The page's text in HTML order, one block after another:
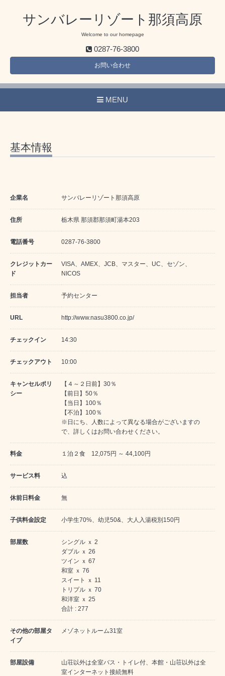
サンバレーリゾート那須高原
Welcome to our homepage
0287-76-3800
お問い合わせ
MENU
基本情報
企業名 サンバレーリゾート那須高原
住所 栃木県 那須郡那須町湯本203
電話番号 0287-76-3800
クレジットカー
ド
VISA、AMEX、JCB、マスター、UC、セゾン、
NICOS
担当者 予約センター
URL http://www.nasu3800.co.jp/
チェックイン 14:30
チェックアウト 10:00
キャンセルポリ
シー
【４～２日前】30％
【前日】50％
【当日】100％
【不泊】100％
※日にち、人数によって異なる場合がございますの
で、詳しくはお問い合わせください。
料金 １泊２食 12,075円 ～ 44,100円
サービス料 込
休前日料金 無
子供料金設定 小学生70%、幼児50&、大人入湯税別150円
部屋数
シングル ｘ 2
ダブル ｘ 26
ツイン ｘ 67
和室 ｘ 76
スイート ｘ 11
トリプル ｘ 70
和洋室 ｘ 25
合計 : 277
その他の部屋タ
イプ
メゾネットルーム31室
部屋設備
山荘以外は全室バス・トイレ付、本館・山荘以外は全
室インターネット接続無料